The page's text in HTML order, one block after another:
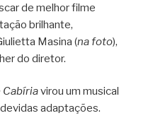
de melhor filme
brilhante,
Masina (na foto),
do diretor.
Cabíriavirou um musical
adaptações.